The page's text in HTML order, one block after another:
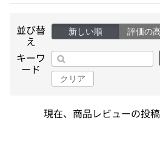
並び替
え
新しい順 評価の
キーワ
ード
クリア
現在、商品レビューの投